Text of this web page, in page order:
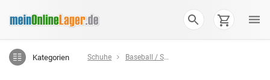
Kategorien Schuhe Baseball / Softball